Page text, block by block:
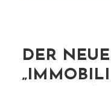
DER NEUE